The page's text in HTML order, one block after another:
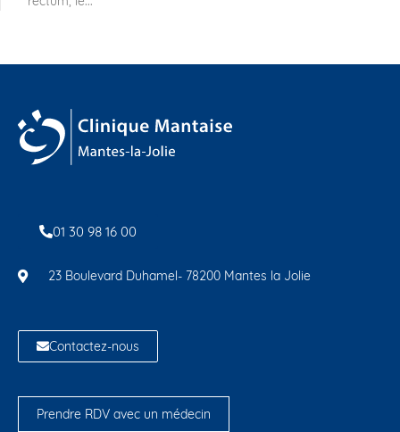
01 30 98 16 00
23 Boulevard Duhamel- 78200 Mantes la Jolie
Contactez-nous
Prendre RDV avec un médecin